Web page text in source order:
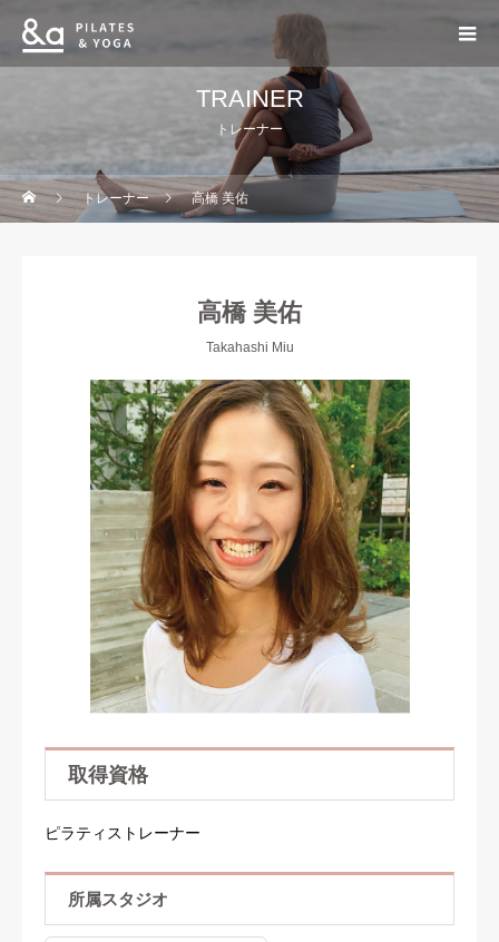
TRAINER
トレーナー
トレーナー 高橋 美佑
高橋 美佑
Takahashi Miu
取得資格
ピラティストレーナー
所属スタジオ